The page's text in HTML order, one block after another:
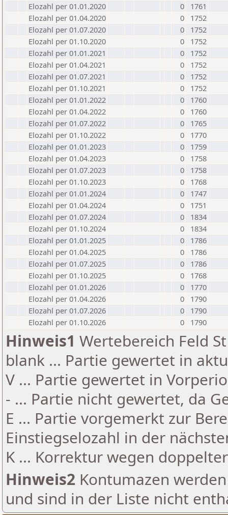
Elozahl per 01.01.2020
0
1761
Elozahl per 01.04.2020
0
1752
Elozahl per 01.07.2020
0
1752
Elozahl per 01.10.2020
0
1752
Elozahl per 01.01.2021
0
1752
Elozahl per 01.04.2021
0
1752
Elozahl per 01.07.2021
0
1752
Elozahl per 01.10.2021
0
1752
Elozahl per 01.01.2022
0
1760
Elozahl per 01.04.2022
0
1760
Elozahl per 01.07.2022
0
1765
Elozahl per 01.10.2022
0
1770
Elozahl per 01.01.2023
0
1759
Elozahl per 01.04.2023
0
1758
Elozahl per 01.07.2023
0
1758
Elozahl per 01.10.2023
0
1768
Elozahl per 01.01.2024
0
1747
Elozahl per 01.04.2024
0
1751
Elozahl per 01.07.2024
0
1834
Elozahl per 01.10.2024
0
1834
Elozahl per 01.01.2025
0
1786
Elozahl per 01.04.2025
0
1786
Elozahl per 01.07.2025
0
1786
Elozahl per 01.10.2025
0
1768
Elozahl per 01.01.2026
0
1770
Elozahl per 01.04.2026
0
1790
Elozahl per 01.07.2026
0
1790
Elozahl per 01.10.2026
0 1790
Hinweis1 Wertebereich Feld
blank ... Partie gewertet in
V ... Partie gewertet in
- ... Partie nicht gewertet, da
E ... Partie vorgemerkt zur
Einstiegselozahl in der
K ... Korrektur wegen
Hinweis2 Kontumazen
und sind in der Liste nicht